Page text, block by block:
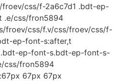
css/f-2a6c7d1 .bdt-ep-
.e/css/fron5894
froev/css/f.v/css/froev/css/f-
ep-font-s:after,t
.bdt-ep-font-s.bdt-ep-font-s-
css/fron5894
67px 67px